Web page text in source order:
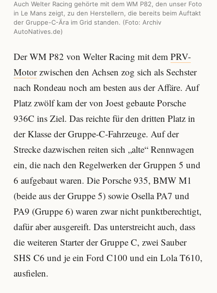
Auch Welter Racing gehörte mit dem WM P82, den unser Foto
in Le Mans zeigt, zu den Herstellern, die bereits beim Auftakt
der Gruppe-C-Ära im Grid standen. (Foto: Archiv
AutoNatives.de)
Der WM P82 von Welter Racing mit dem PRV-
Motorzwischen den Achsen zog sich als Sechster
nach Rondeau noch am besten aus der Affäre. Auf
Platz zwölf kam der von Joest gebaute Porsche
936C ins Ziel. Das reichte für den dritten Platz in
der Klasse der Gruppe-C-Fahrzeuge. Auf der
Strecke dazwischen reiten sich „alte“ Rennwagen
ein, die nach den Regelwerken der Gruppen 5 und
6 aufgebaut waren. Die Porsche 935, BMW M1
(beide aus der Gruppe 5) sowie Osella PA7 und
PA9 (Gruppe 6) waren zwar nicht punktberechtigt,
dafür aber ausgereift. Das unterstreicht auch, dass
die weiteren Starter der Gruppe C, zwei Sauber
SHS C6 und je ein Ford C100 und ein Lola T610,
ausfielen.